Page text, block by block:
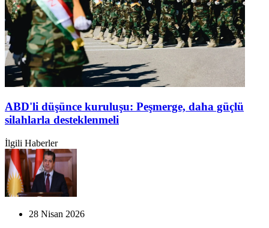
ABD'li düşünce kuruluşu: Peşmerge, daha güçlü
silahlarla desteklenmeli
İlgili Haberler
28 Nisan 2026